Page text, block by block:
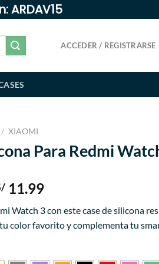
ARDAV15
ACCEDER / REGISTRARSE
/ XIAOMI
Para Redmi
11.99El
actual
es:
Watch 3 con este case de silicona
tu color favorito y complementa tu